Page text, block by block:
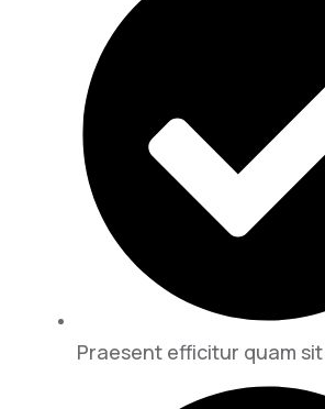
Praesent efficitur quam